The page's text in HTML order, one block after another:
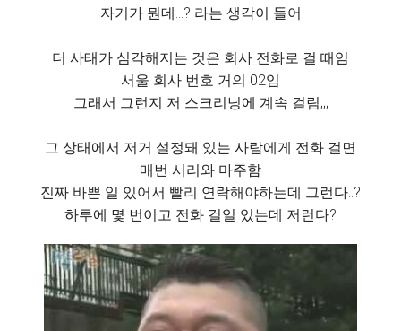
자기가 뭔데…? 라는 생각이 들어
더 사태가 심각해지는 것은 회사 전화로 걸 때임
서울 회사 번호 거의 02임
그래서 그런지 저 스크리닝에 계속 걸림;;;
그 상태에서 저거 설정돼 있는 사람에게 전화 걸면
매번 시리와 마주함
진짜 바쁜 일 있어서 빨리 연락해야하는데 그런다..?
하루에 몇 번이고 전화 걸일 있는데 저런다?